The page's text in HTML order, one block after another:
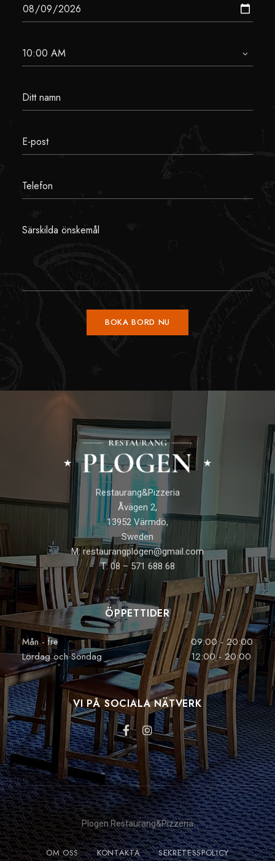
ÖPPETTIDER
Mån - fre
09:00 - 20:00
Lördag och Söndag
12:00 - 20:00
Restaurang&Pizzeria
Åvägen 2,
13952 Värmdö,
Sweden
M: restaurangplogen@gmail.com
T: 08 – 571 688 68
VI PÅ SOCIALA NÄTVERK
Plogen Restaurang&Pizzeria
OM OSS KONTAKTA SEKRETESSPOLICY